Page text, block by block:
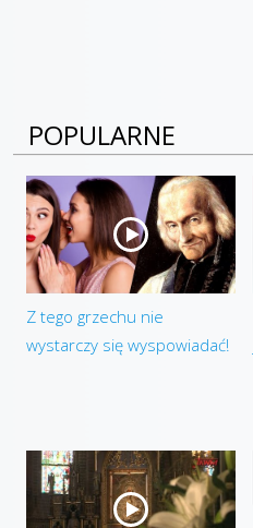
POPULARNE
Z tego grzechu nie
wystarczy się wyspowiadać!